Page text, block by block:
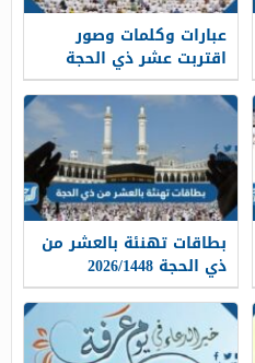
عبارات وكلمات وصور
اقتربت عشر ذي الحجة
2026/1448
بطاقات تهنئة بالعشر من
ذي الحجة 2026/1448